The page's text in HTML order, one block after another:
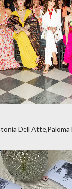
Dell Atte,Paloma